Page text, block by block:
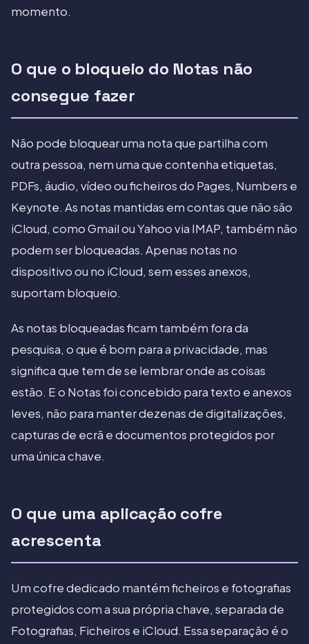
momento.
O que o bloqueio do Notas não
consegue fazer
Não pode bloquear uma nota que partilha com
outra pessoa, nem uma que contenha etiquetas,
PDFs, áudio, vídeo ou ficheiros do Pages, Numbers e
Keynote. As notas mantidas em contas que não são
iCloud, como Gmail ou Yahoo via IMAP, também não
podem ser bloqueadas. Apenas notas no
dispositivo ou no iCloud, sem esses anexos,
suportam bloqueio.
As notas bloqueadas ficam também fora da
pesquisa, o que é bom para a privacidade, mas
significa que tem de se lembrar onde as coisas
estão. E o Notas foi concebido para texto e anexos
leves, não para manter dezenas de digitalizações,
capturas de ecrã e documentos protegidos por
uma única chave.
O que uma aplicação cofre
acrescenta
Um cofre dedicado mantém ficheiros e fotografias
protegidos com a sua própria chave, separada de
Fotografias, Ficheiros e iCloud. Essa separação é o